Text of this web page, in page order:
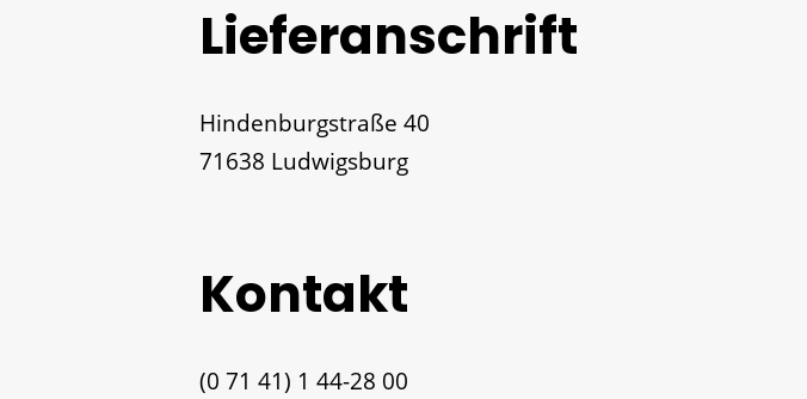
Lieferanschrift
Hindenburgstraße 40
71638 Ludwigsburg
Kontakt
(0 71 41) 1 44-28 00